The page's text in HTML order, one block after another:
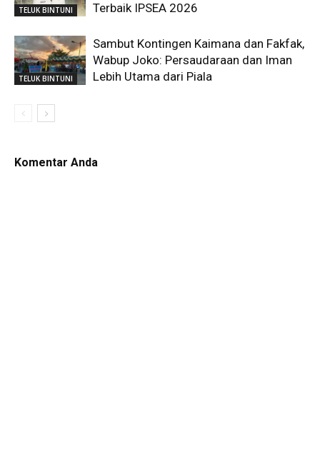
TELUK BINTUNI
Terbaik IPSEA 2026
TELUK BINTUNI
Sambut Kontingen Kaimana dan Fakfak,
Wabup Joko: Persaudaraan dan Iman
Lebih Utama dari Piala
Komentar Anda